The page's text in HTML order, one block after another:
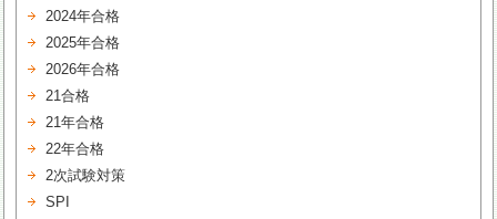
2024年合格
2025年合格
2026年合格
21合格
21年合格
22年合格
2次試験対策
SPI